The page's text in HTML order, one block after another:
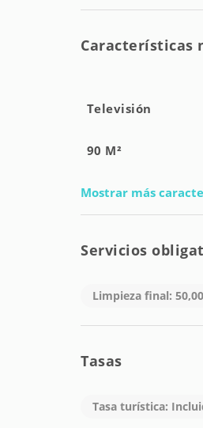
Características
Televisión
90 M²
Mostrar más
Servicios
Limpieza final:
Tasas
Tasa turística: